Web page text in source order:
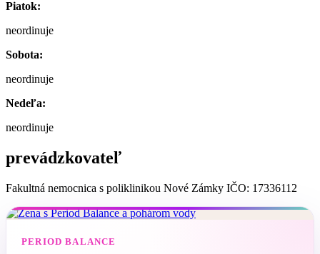
Piatok:
neordinuje
Sobota:
neordinuje
Nedeľa:
neordinuje
prevádzkovateľ
Fakultná nemocnica s poliklinikou Nové Zámky IČO: 17336112
PERIOD BALANCE